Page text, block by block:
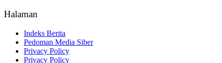
Halaman
Indeks Berita
Pedoman Media Siber
Privacy Policy
Privacy Policy